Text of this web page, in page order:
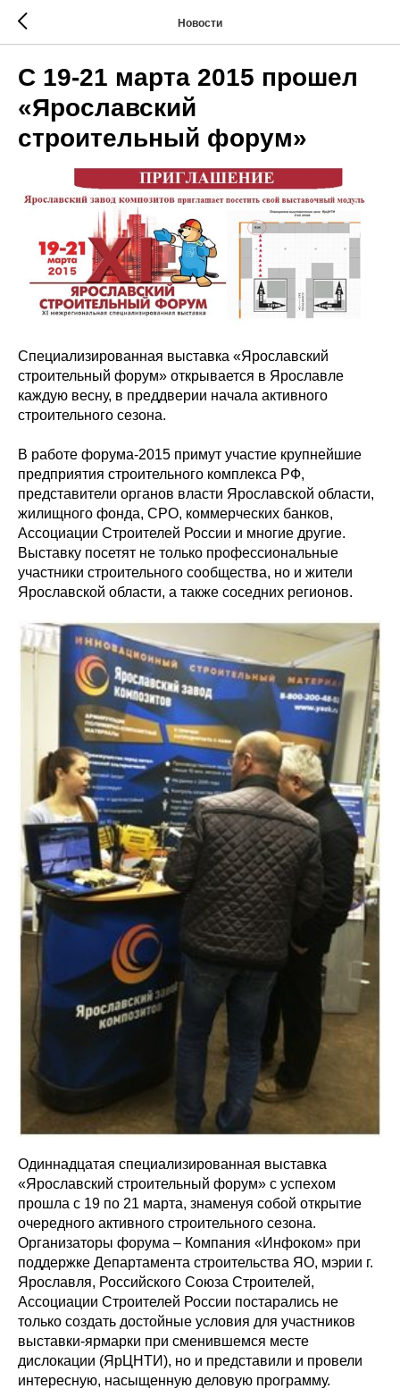
Новости
С 19-21 марта 2015 прошел
«Ярославский
строительный форум»
Специализированная выставка «Ярославский
строительный форум» открывается в Ярославле
каждую весну, в преддверии начала активного
строительного сезона.
В работе форума-2015 примут участие крупнейшие
предприятия строительного комплекса РФ,
представители органов власти Ярославской области,
жилищного фонда, СРО, коммерческих банков,
Ассоциации Строителей России и многие другие.
Выставку посетят не только профессиональные
участники строительного сообщества, но и жители
Ярославской области, а также соседних регионов.
Одиннадцатая специализированная выставка
«Ярославский строительный форум» с успехом
прошла с 19 по 21 марта, знаменуя собой открытие
очередного активного строительного сезона.
Организаторы форума – Компания «Инфоком» при
поддержке Департамента строительства ЯО, мэрии г.
Ярославля, Российского Союза Строителей,
Ассоциации Строителей России постарались не
только создать достойные условия для участников
выставки-ярмарки при сменившемся месте
дислокации (ЯрЦНТИ), но и представили и провели
интересную, насыщенную деловую программу.